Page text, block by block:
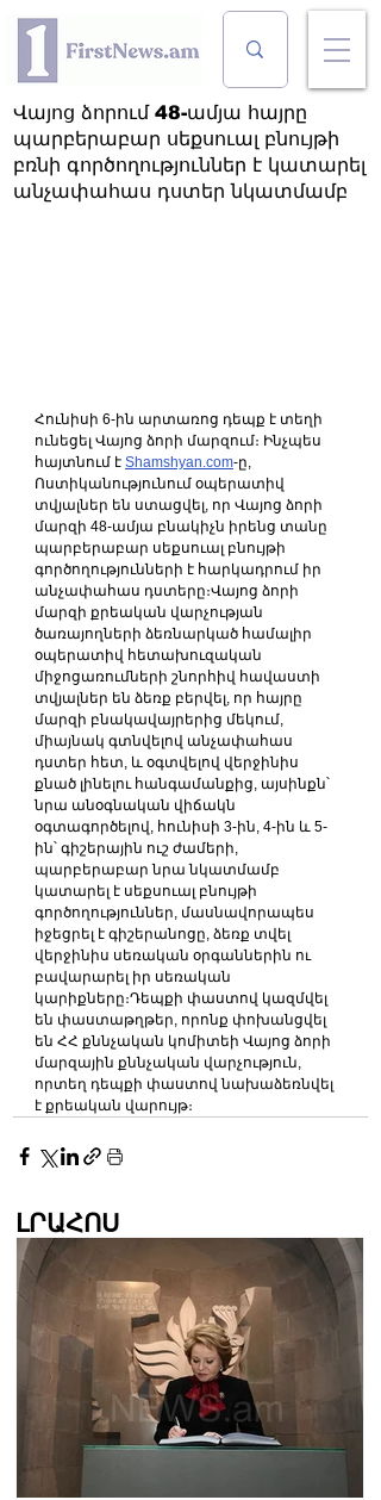
Վայոց ձորում 48-ամյա հայրը
պարբերաբար սեքսուալ բնույթի
բռնի գործողություններ է կատարել
անչափահաս դստեր նկատմամբ
Հունիսի 6-ին արտառոց դեպք է տեղի
ունեցել Վայոց ձորի մարզում։ Ինչպես
հայտնում է Shamshyan.com-ը,
Ոստիկանությունում օպերատիվ
տվյալներ են ստացվել, որ Վայոց ձորի
մարզի 48-ամյա բնակիչն իրենց տանը
պարբերաբար սեքսուալ բնույթի
գործողությունների է հարկադրում իր
անչափահաս դստերը։Վայոց ձորի
մարզի քրեական վարչության
ծառայողների ձեռնարկած համալիր
օպերատիվ հետախուզական
միջոցառումների շնորհիվ հավաստի
տվյալներ են ձեռք բերվել, որ հայրը
մարզի բնակավայրերից մեկում,
միայնակ գտնվելով անչափահաս
դստեր հետ, և օգտվելով վերջինիս
քնած լինելու հանգամանքից, այսինքն՝
նրա անօգնական վիճակն
օգտագործելով, հունիսի 3-ին, 4-ին և 5-
ին՝ գիշերային ուշ ժամերի,
պարբերաբար նրա նկատմամբ
կատարել է սեքսուալ բնույթի
գործողություններ, մասնավորապես
իջեցրել է գիշերանոցը, ձեռք տվել
վերջինիս սեռական օրգաններին ու
բավարարել իր սեռական
կարիքները։Դեպքի փաստով կազմվել
են փաստաթղթեր, որոնք փոխանցվել
են ՀՀ քննչական կոմիտեի Վայոց ձորի
մարզային քննչական վարչություն,
որտեղ դեպքի փաստով նախաձեռնվել
է քրեական վարույթ։
ԼՐԱՀՈՍ